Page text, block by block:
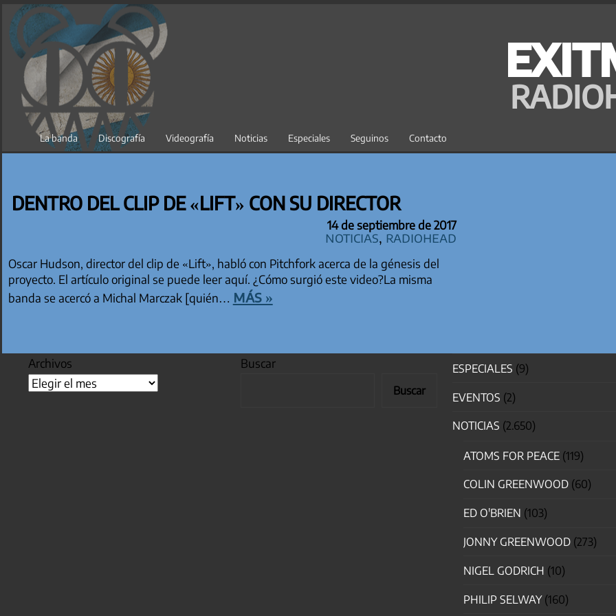
Saltar
contenido
La banda Discografía Videografía Noticias Especiales Seguinos Contacto
DENTRO DEL CLIP DE «LIFT» CON SU DIRECTOR
14 de septiembre de 2017
Noticias, Radiohead
Oscar Hudson, director del clip de «Lift», habló con Pitchfork acerca de la génesis del
proyecto. El artículo original se puede leer aquí. ¿Cómo surgió este video?La misma
banda se acercó a Michal Marczak [quién… más »
Archivos Buscar
Buscar
ESPECIALES (9)
EVENTOS (2)
NOTICIAS (2.650)
ATOMS FOR PEACE (119)
COLIN GREENWOOD (60)
ED O'BRIEN (103)
JONNY GREENWOOD (273)
NIGEL GODRICH (10)
PHILIP SELWAY(160)